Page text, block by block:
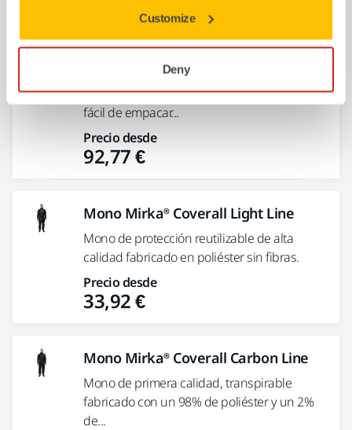
Customize
Deny
Maletín Mirka 400x300x158mm
Amarillo
Maletín resistente a las salpicaduras y al
polvo. Solución de almacenamiento robusta,
fácil de empacar...
Precio desde
92,77 €
Mono Mirka® Coverall Light Line
Mono de protección reutilizable de alta
calidad fabricado en poliéster sin fibras.
Precio desde
33,92 €
Mono Mirka® Coverall Carbon Line
Mono de primera calidad, transpirable
fabricado con un 98% de poliéster y un 2%
de...